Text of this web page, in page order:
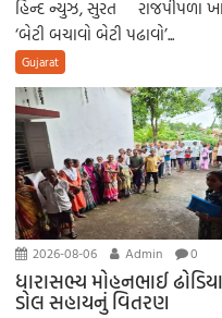
હિન્દ ન્યુઝ, સુરત રાજપીપળા
‘બેટી બચાવો બેટી પઢાવો’...
Gujarat
2026-08-06 Admin 0
ધારાસભ્ય મોહનભાઈ
ડોલ સહાયનું વિતરણ